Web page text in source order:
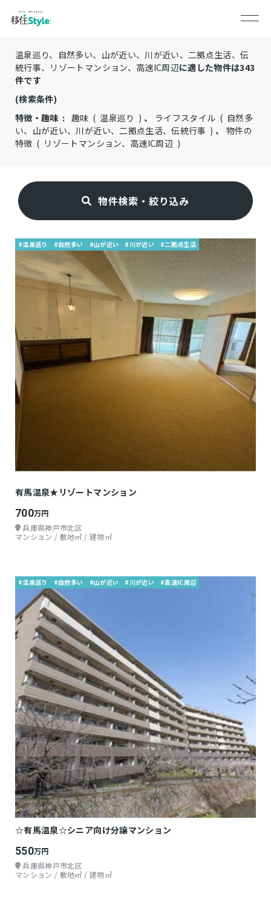
温泉巡り、自然多い、山が近い、川が近い、二拠点生活、伝
統行事、リゾートマンション、高速IC周辺に適した物件は343
件です
(検索条件)
特徴・趣味 : 趣味 ( 温泉巡り )、 ライフスタイル ( 自然多
い、山が近い、川が近い、二拠点生活、伝統行事 )、 物件の
特徴 ( リゾートマンション、高速IC周辺 )
物件検索・絞り込み
#温泉巡り #自然多い #山が近い #川が近い #二拠点生活
有馬温泉★リゾートマンション
700万円
兵庫県神戸市北区
マンション / 敷地㎡ / 建物㎡
#温泉巡り #自然多い #山が近い #川が近い #高速IC周辺
☆有馬温泉☆シニア向け分譲マンション
550万円
兵庫県神戸市北区
マンション / 敷地㎡ / 建物㎡